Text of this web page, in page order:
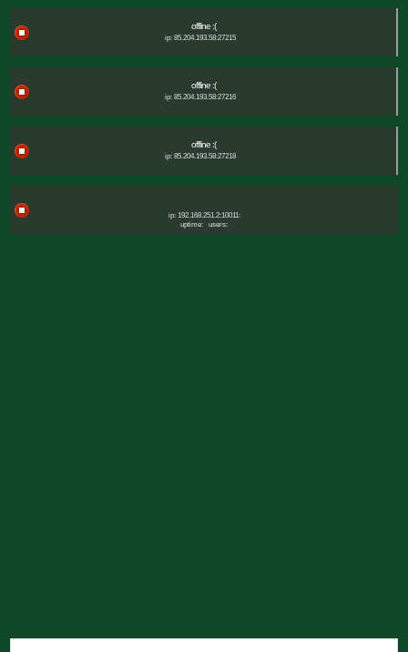
offline :(
ip: 85.204.193.58:27215
offline :(
ip: 85.204.193.58:27216
offline :(
ip: 85.204.193.58:27218
ip: 192.168.251.2:10011:
uptime:
users: